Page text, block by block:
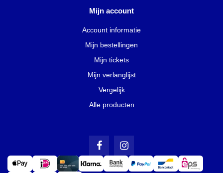
Mijn account
Account informatie
Mijn bestellingen
Mijn tickets
Mijn verlanglijst
Vergelijk
Alle producten